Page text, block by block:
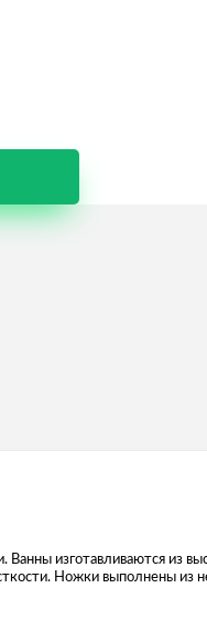
Ванны изготавливаются из
Ножки выполнены